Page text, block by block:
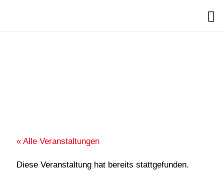
Search
« Alle Veranstaltungen
Diese Veranstaltung hat bereits stattgefunden.